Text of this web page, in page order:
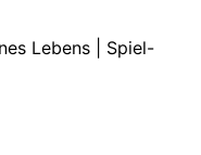
Lebens | Spiel-